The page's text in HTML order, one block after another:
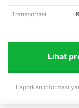
Transportasi
Lihat
Laporkan informasi